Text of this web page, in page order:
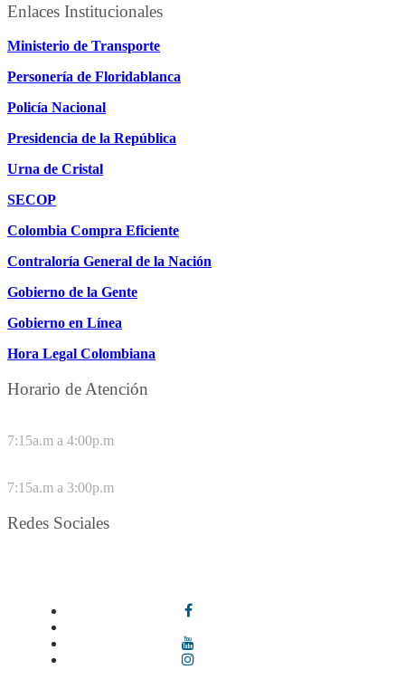
Enlaces Institucionales
Ministerio de Transporte
Personería de Floridablanca
Policía Nacional
Presidencia de la República
Urna de Cristal
SECOP
Colombia Compra Eficiente
Contraloría General de la Nación
Gobierno de la Gente
Gobierno en Línea
Hora Legal Colombiana
Horario de Atención
7:15a.m a 4:00p.m
7:15a.m a 3:00p.m
Redes Sociales